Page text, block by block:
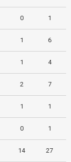
0 1
1 6
1 4
2 7
1 1
0 1
14 27